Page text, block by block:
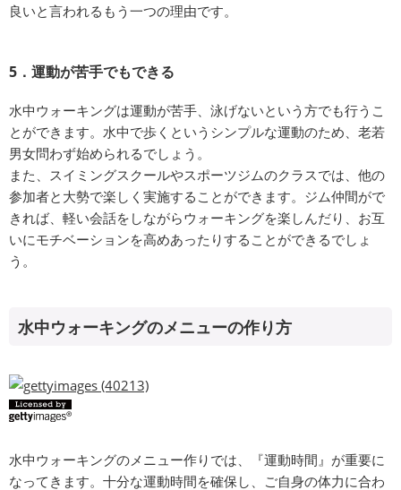
良いと言われるもう一つの理由です。
5．運動が苦手でもできる
水中ウォーキングは運動が苦手、泳げないという方でも行うこ
とができます。水中で歩くというシンプルな運動のため、老若
男女問わず始められるでしょう。
また、スイミングスクールやスポーツジムのクラスでは、他の
参加者と大勢で楽しく実施することができます。ジム仲間がで
きれば、軽い会話をしながらウォーキングを楽しんだり、お互
いにモチベーションを高めあったりすることができるでしょ
う。
水中ウォーキングのメニューの作り方
水中ウォーキングのメニュー作りでは、『運動時間』が重要に
なってきます。十分な運動時間を確保し、ご自身の体力に合わ